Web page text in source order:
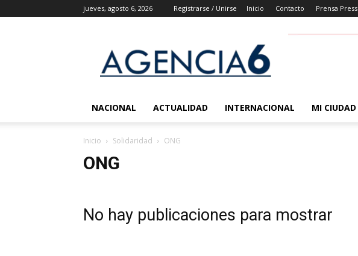
jueves, agosto 6, 2026 Registrarse / Unirse Inicio Contacto Prensa Press
6
Noticias
NACIONAL ACTUALIDAD INTERNACIONAL MI CIUDAD
Inicio Solidaridad ONG
ONG
No hay publicaciones para mostrar